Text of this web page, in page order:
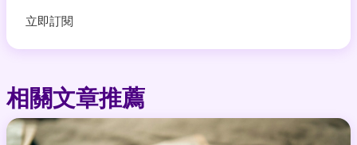
立即訂閱
相關文章推薦